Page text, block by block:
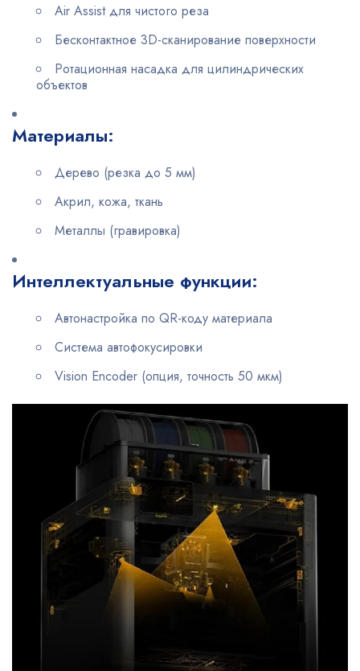
Air Assist для чистого реза
Бесконтактное 3D-сканирование поверхности
Ротационная насадка для цилиндрических
объектов
Материалы:
Дерево (резка до 5 мм)
Акрил, кожа, ткань
Металлы (гравировка)
Интеллектуальные функции:
Автонастройка по QR-коду материала
Система автофокусировки
Vision Encoder (опция, точность 50 мкм)